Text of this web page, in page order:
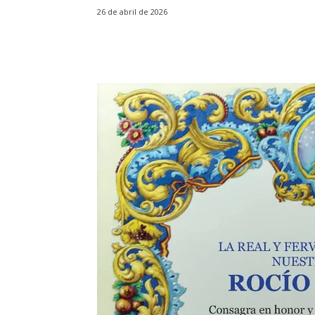
26 de abril de 2026